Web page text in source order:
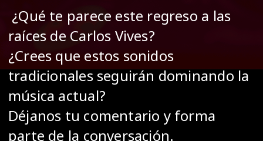
¿Qué te parece este regreso a las
raíces de Carlos Vives?
¿Crees que estos sonidos
tradicionales seguirán dominando la
música actual?
Déjanos tu comentario y forma
parte de la conversación.